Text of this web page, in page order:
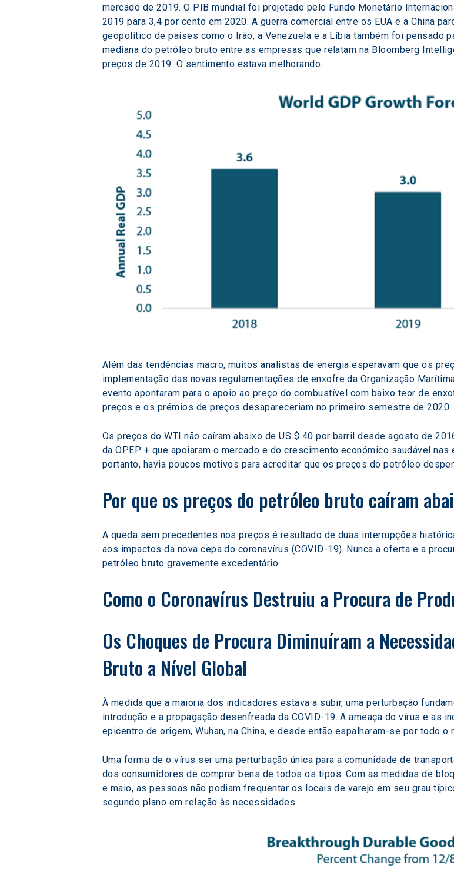
mercado de 2019. O PIB mundial foi projetado pelo Fundo Monetário
2019 para 3,4 por cento em 2020. A guerra comercial entre os EUA e a China
geopolítico de países como o Irão, a Venezuela e a Líbia também foi pensado
mediana do petróleo bruto entre as empresas que relatam na Bloomberg
preços de 2019. O sentimento estava melhorando.
Além das tendências macro, muitos analistas de energia esperavam que os
implementação das novas regulamentações de enxofre da Organização
evento apontaram para o apoio ao preço do combustível com baixo teor de
preços e os prémios de preços desapareceriam no primeiro semestre de 2020.
Os preços do WTI não caíram abaixo de US $ 40 por barril desde agosto de
da OPEP + que apoiaram o mercado e do crescimento económico saudável
portanto, havia poucos motivos para acreditar que os preços do petróleo
Por que os preços do petróleo bruto caíram
A queda sem precedentes nos preços é resultado de duas interrupções
aos impactos da nova cepa do coronavírus (COVID-19). Nunca a oferta e a
petróleo bruto gravemente excedentário.
Como o Coronavírus Destruiu a Procura de
Os Choques de Procura Diminuíram a
Bruto a Nível Global
À medida que a maioria dos indicadores estava a subir, uma perturbação
introdução e a propagação desenfreada da COVID-19. A ameaça do vírus e as
epicentro de origem, Wuhan, na China, e desde então espalharam-se por todo o
Uma forma de o vírus ser uma perturbação única para a comunidade de
dos consumidores de comprar bens de todos os tipos. Com as medidas de
e maio, as pessoas não podiam frequentar os locais de varejo em seu grau
segundo plano em relação às necessidades.